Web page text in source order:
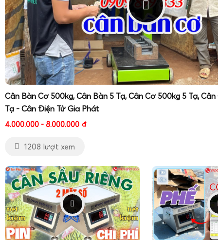
Cân Bàn Cơ 500kg, Cân Bàn 5 Tạ, Cân Cơ 500kg 5 Tạ,
Tạ - Cân Điện Tử Gia Phát
4.000.000 - 8.000.000 đ
1208 lượt xem